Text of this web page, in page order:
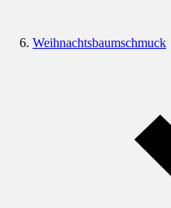
Weihnachtsbaumschmuck